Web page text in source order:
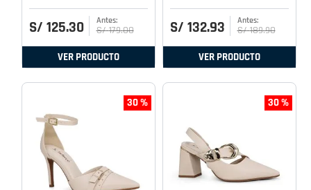
S/ 125.30 S/ 179.00
VER PRODUCTO
S/ 132.93 S/ 189.90
VER PRODUCTO
30 % 30 %